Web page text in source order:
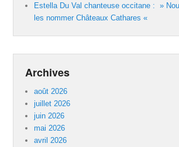
Estella Du Val chanteuse occitane : »
les nommer Châteaux Cathares «
Archives
août 2026
juillet 2026
juin 2026
mai 2026
avril 2026